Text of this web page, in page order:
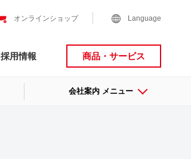
オンラインショップ Language
採用情報 商品・サービス
会社案内 メニュー